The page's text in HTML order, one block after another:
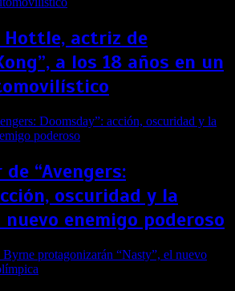
Hottle, actriz de
a los 18 años en un
“Avengers:
oscuridad y la
enemigo poderoso